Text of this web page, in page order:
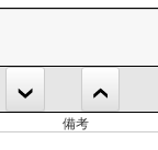
備考